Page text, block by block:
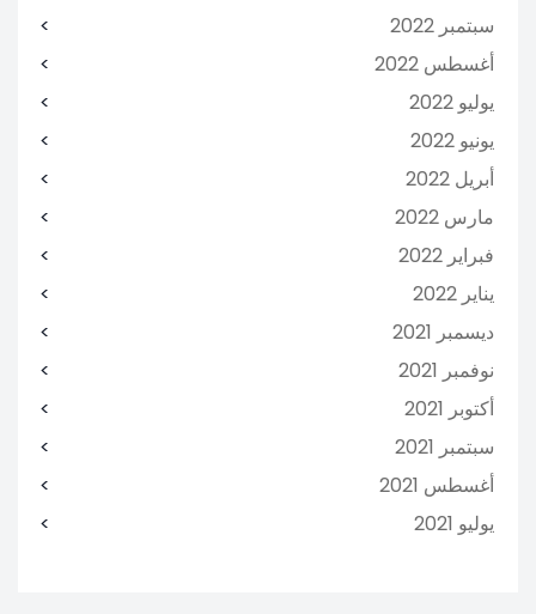
سبتمبر 2022
أغسطس 2022
يوليو 2022
يونيو 2022
أبريل 2022
مارس 2022
فبراير 2022
يناير 2022
ديسمبر 2021
نوفمبر 2021
أكتوبر 2021
سبتمبر 2021
أغسطس 2021
يوليو 2021